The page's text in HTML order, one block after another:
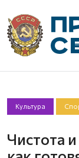
Культура
Чистота